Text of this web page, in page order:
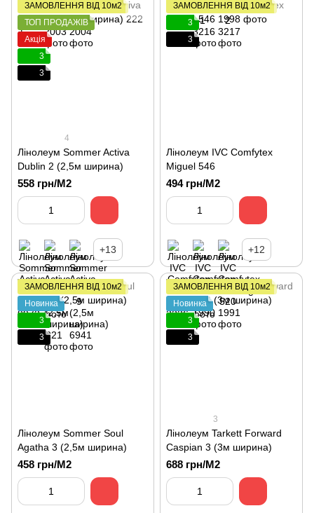
ЗАМОВЛЕННЯ ВІД 10м2
ТОП ПРОДАЖІВ
Акція
3
3
4
Лінолеум Sommer Activa
Dublin 2 (2,5м ширина)
558 грн/М2
+13
ЗАМОВЛЕННЯ ВІД 10м2
3
3
Лінолеум IVC Comfytex
Miguel 546
494 грн/М2
+12
ЗАМОВЛЕННЯ ВІД 10м2
Новинка
3
3
Лінолеум Sommer Soul
Agatha 3 (2,5м ширина)
458 грн/М2
ЗАМОВЛЕННЯ ВІД 10м2
Новинка
3
3
3
Лінолеум Tarkett Forward
Caspian 3 (3м ширина)
688 грн/М2